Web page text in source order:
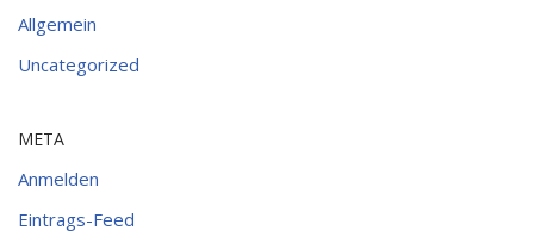
Allgemein
Uncategorized
META
Anmelden
Eintrags-Feed